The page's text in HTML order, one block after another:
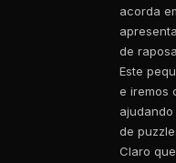
acorda
de
Este
e iremos
de
Claro